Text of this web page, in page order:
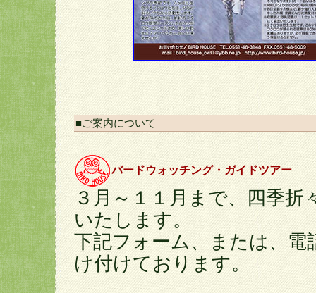
■ご案内について
バードウォッチング・ガイドツアー
３月～１１月まで、四季折
いたします。
下記フォーム、または、電
け付けております。